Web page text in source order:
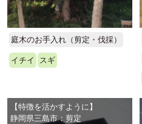
庭木のお手入れ（剪定・伐採）
イチイ スギ
【特徴を活かすように】
静岡県三島市：剪定